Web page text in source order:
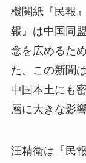
機関紙『民報
報』は中国同
念を広めるた
た。この新聞
中国本土にも
層に大きな影
汪精衛は『民